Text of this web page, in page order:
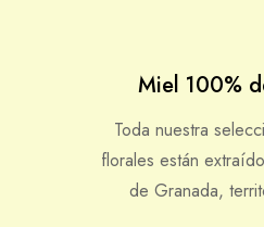
Miel 100%
Toda nuestra
florales están
de Granada,